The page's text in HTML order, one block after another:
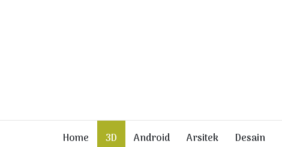
Home 3D Android Arsitek Desain